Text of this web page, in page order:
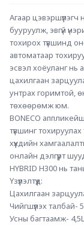
Агаар
бууруулж, эвгүй
тохирох түвшинд
автоматаар
эсвэл хоёуланг нь
цахилгаан
унтрах горимтой,
төхөөрөмж юм.
BONECO
түвшинг
хүүхдийн
онлайн дэлгүүрт
HYBRID H300 нь
Үзүүлэлтүүд:
Цахилгаан
Чийгшүүлэх талбай-
Усны багтаамж- 4,5L